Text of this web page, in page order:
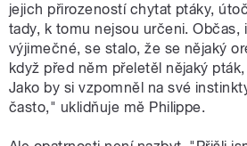
jejich přirozeností chytat ptáky,
tady, k tomu nejsou určeni. Občas,
výjimečné, se stalo, že se nějaký
když před něm přeletěl nějaký
Jako by si vzpomněl na své
často," uklidňuje mě Philippe.